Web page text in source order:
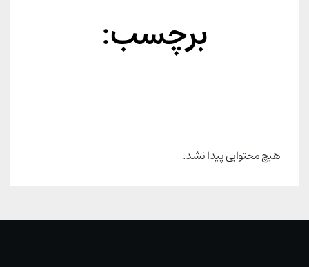
برچسب:
هیچ محتوایی پیدا نشد.